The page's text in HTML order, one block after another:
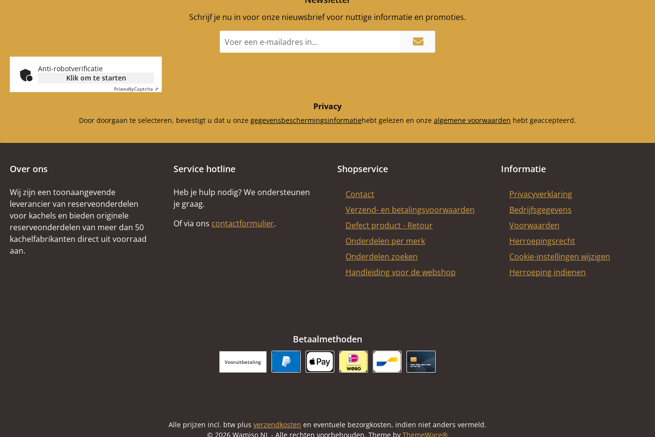
achter boven (90 x 108 x
25 mm), zijsteen rechts
achter boven (90 x 108 x
25 mm) Achterwand
steen (285 x 90 x 25mm)
Schrijf je nu in voor onze nieuwsbrief voor nuttige informatie en promoties.
mailadres
Anti-robotverificatie
Klik om te starten
FriendlyCaptcha ⇗
Privacy
Door doorgaan te selecteren, bevestigt u dat u onze gegevensbeschermingsinformatiehebt gelezen en onze algemene voorwaarden hebt geaccepteerd.
Over ons
Wij zijn een toonaangevende
leverancier van reserveonderdelen
voor kachels en bieden originele
reserveonderdelen van meer dan 50
kachelfabrikanten direct uit voorraad
aan.
Service hotline
Heb je hulp nodig? We ondersteunen
je graag.
Of via ons contactformulier.
Shopservice
Contact
Verzend- en betalingsvoorwaarden
Defect product - Retour
Onderdelen per merk
Onderdelen zoeken
Handleiding voor de webshop
Informatie
Privacyverklaring
Bedrijfsgegevens
Voorwaarden
Herroepingsrecht
Cookie-instellingen wijzigen
Herroeping indienen
Betaalmethoden
Vooruitbetaling
Alle prijzen incl. btw plus verzendkosten en eventuele bezorgkosten, indien niet anders vermeld.
© 2026 Wamiso NL - Alle rechten voorbehouden. Theme by ThemeWare®